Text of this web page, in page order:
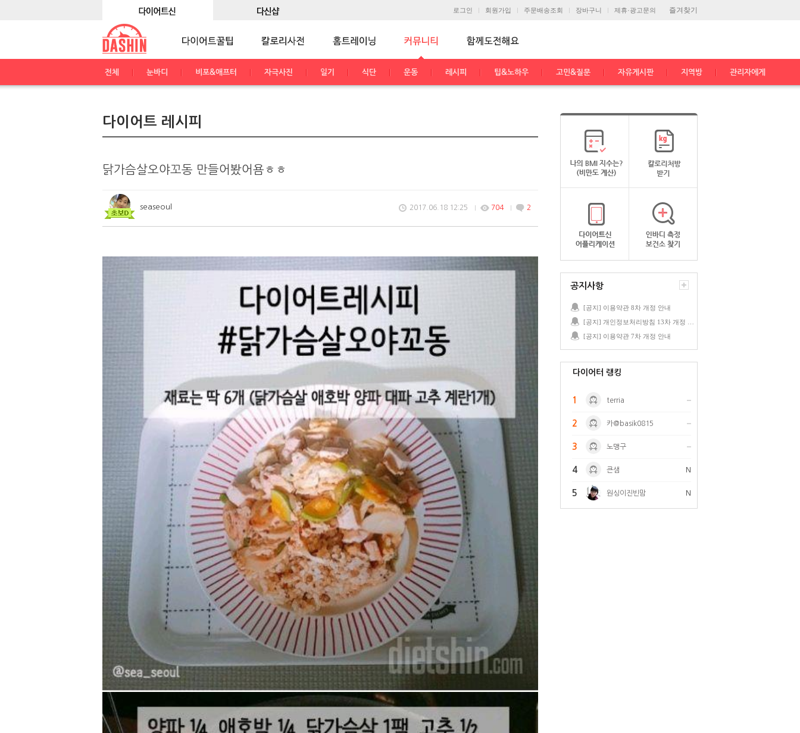
즐겨찾기
로그인 회원가입 주문배송조회 장바구니 제휴·광고문의
전체 눈바디 비포&애프터 자극사진 일기 식단 운동 레시피 팁&노하우 고민&질문 자유게시판 지역방 관리자에게
다이어트 레시피
닭가슴살오야꼬동 만들어봤어욤ㅎㅎ
seaseoul 2017.06.18 12:25 704 2
공지사항
[공지] 이용약관 8차 개정 안내
[공지] 이용약관 7차 개정 안내
다이어터 랭킹
1 terria
2 카@basik0815
3 노맹구
4 큰샘 N
5 원싱이진빈맘 N